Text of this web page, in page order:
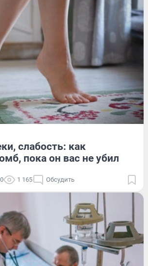
слабость: как
пока он вас не убил
1 165 Обсудить